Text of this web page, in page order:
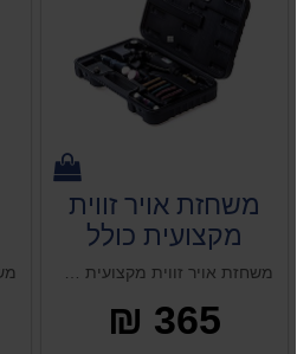
משחזת אויר זווית
מקצועית כולל
אביזרים דגם
365 ₪